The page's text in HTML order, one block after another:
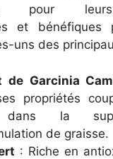
pour
et
uns des
de Garcinia
propriétés
la
de graisse.
: Riche en